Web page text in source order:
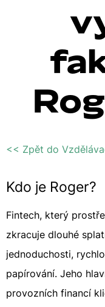
<< Zpět do
Kdo je Roger?
Fintech, který
zkracuje dlouhé
jednoduchosti,
papírování. Jeho
provozních financí